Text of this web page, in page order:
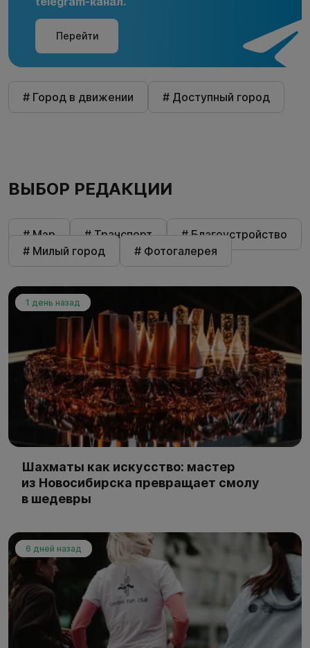
Перейти
# Город в движении # Доступный город
ВЫБОР РЕДАКЦИИ
# Мэр # Транспорт
# Благоустройство
# Милый город
# Фотогалерея
1 день назад
Шахматы как искусство: мастер
из Новосибирска превращает смолу
в шедевры
6 дней назад